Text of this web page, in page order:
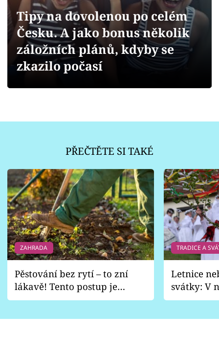
Přihlášení
Sledujte nás
Tipy na dovolenou po celém
Česku. A jako bonus několik
záložních plánů, kdyby se
zkazilo počasí
PŘEČTĚTE SI TAKÉ
ZAHRADA
Pěstování bez rytí – to zní
lákavě! Tento postup je
vhodný jen pro některé
TRADICE A
Letnice
svátky: V
pondělí